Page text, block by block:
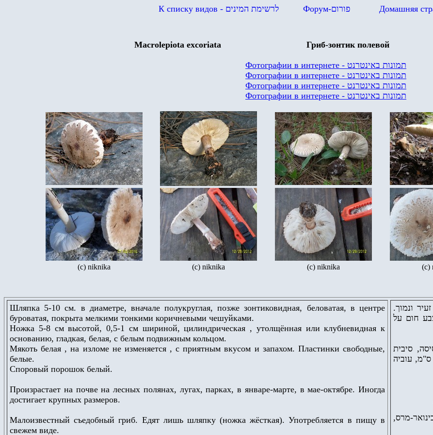
К списку видов - לרשימת המינים Форум-פורום Домашняя
Macrolepiota excoriata Гриб-зонтик полевой
Фотографии в интернете - תמונות באינטרנט
Фотографии в интернете - תמונות באינטרנט
Фотографии в интернете - תמונות באינטרנט
Фотографии в интернете - תמונות באינטרנט
(c) niknika (c) niknika (c) niknika (c)
Шляпка 5-10 см. в диаметре, вначале полукруглая, позже зонтиковидная, беловатая, в центре
буроватая, покрыта мелкими тонкими коричневыми чешуйками.
Ножка 5-8 см высотой, 0,5-1 см шириной, цилиндрическая , утолщённая или клубневидная к
основанию, гладкая, белая, с белым подвижным кольцом.
Мякоть белая , на изломе не изменяется , с приятным вкусом и запахом. Пластинки свободные,
белые.
Споровый порошок белый.
Произрастает на почве на лесных полянах, лугах, парках, в январе-марте, в мае-октябре. Иногда
достигает крупных размеров.
Малоизвестный съедобный гриб. Едят лишь шляпку (ножка жёсткая). Употребляется в пищу в
свежем виде.
ונמוך.
חום על
סיבית
במקצת, לבנה, גובהה כקוטר הכובע, לפעמים יותר, גובהה 5-8 ס"מ, עוביה
מרס,